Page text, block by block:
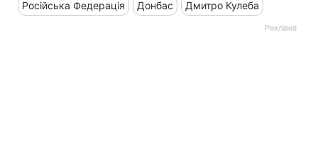
Російська Федерація Донбас Дмитро Кулеба